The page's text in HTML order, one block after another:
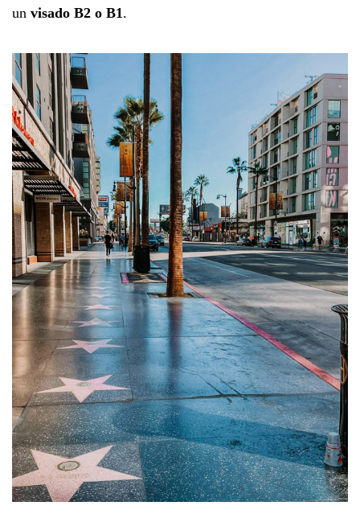
un visado B2 o B1.